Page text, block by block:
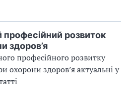
розвиток
здоров’я
професійного розвитку
охорони здоров’я актуальні у